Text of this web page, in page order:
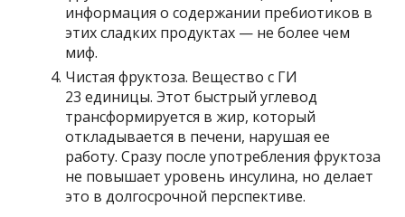
информация о содержании пребиотиков в
этих сладких продуктах — не более чем
миф.
Чистая фруктоза. Вещество с ГИ
23 единицы. Этот быстрый углевод
трансформируется в жир, который
откладывается в печени, нарушая ее
работу. Сразу после употребления фруктоза
не повышает уровень инсулина, но делает
это в долгосрочной перспективе.